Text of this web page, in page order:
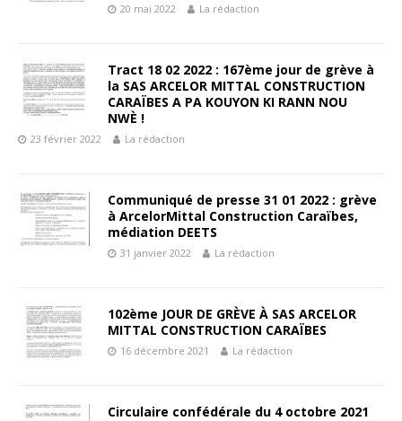
20 mai 2022 La rédaction
Tract 18 02 2022 : 167ème jour de grève à
la SAS ARCELOR MITTAL CONSTRUCTION
CARAÏBES A PA KOUYON KI RANN NOU
NWÈ !
23 février 2022 La rédaction
Communiqué de presse 31 01 2022 : grève
à ArcelorMittal Construction Caraïbes,
médiation DEETS
31 janvier 2022 La rédaction
102ème JOUR DE GRÈVE À SAS ARCELOR
MITTAL CONSTRUCTION CARAÏBES
16 décembre 2021 La rédaction
Circulaire confédérale du 4 octobre 2021